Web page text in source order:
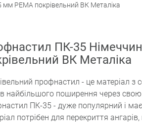
PEMA покрівельний ВК Металіка
ПК-35
ВК Металіка
профнастил - це матеріал з
найбільшого поширення через свою
ПК-35 - дуже популярний і
потрібен для перекриття